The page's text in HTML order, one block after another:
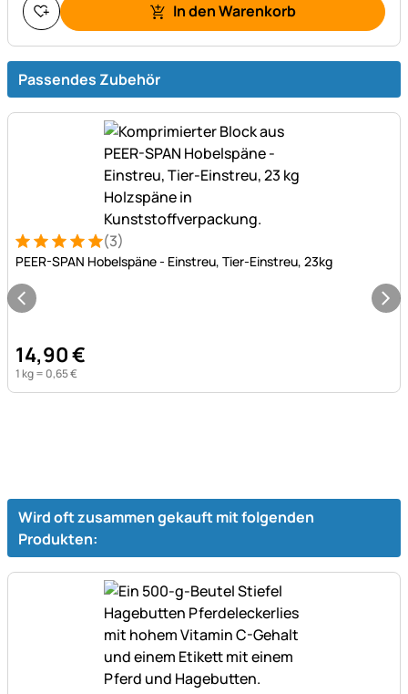
In den Warenkorb
Passendes Zubehör
Bewertung: 5 von 5 (3 Bewertungen)
3 Bewertungen
(3)
PEER-SPAN Hobelspäne - Einstreu, Tier-Einstreu, 23kg
14,90€
1 kg = 0,65€
Wird oft zusammen gekauft mit folgenden
Produkten: